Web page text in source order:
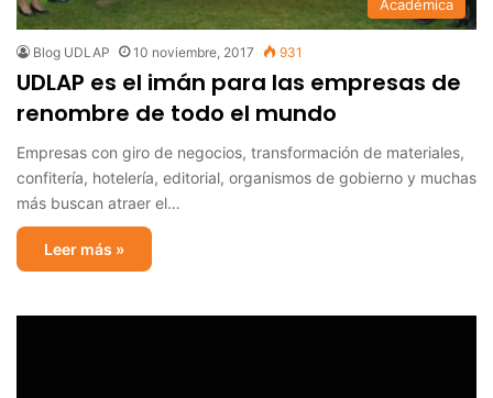
Académica
Blog UDLAP 10 noviembre, 2017 931
UDLAP es el imán para las empresas de
renombre de todo el mundo
Empresas con giro de negocios, transformación de materiales,
confitería, hotelería, editorial, organismos de gobierno y muchas
más buscan atraer el…
Leer más »